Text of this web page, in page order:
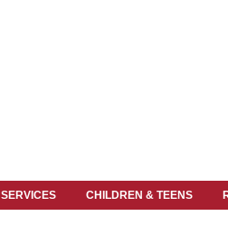
SERVICES CHILDREN & TEENS